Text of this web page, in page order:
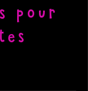
pour